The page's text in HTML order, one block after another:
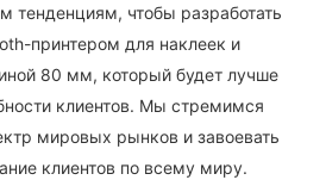
тенденциям, чтобы разработать
принтером для наклеек и
80 мм, который будет лучше
клиентов. Мы стремимся
мировых рынков и завоевать
клиентов по всему миру.